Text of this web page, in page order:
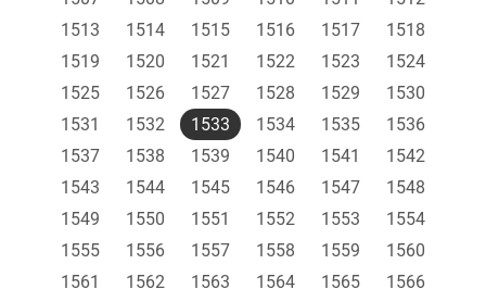
1513
1514 1515 1516 1517
1518
1519
1520 1521 1522 1523
1524
1525
1526 1527 1528 1529
1530
1531
1532 1533 1534 1535
1536
1537
1538 1539 1540 1541
1542
1543
1544 1545 1546 1547
1548
1549
1550 1551 1552 1553
1554
1555
1556 1557 1558 1559
1560
1561
1562 1563 1564 1565
1566